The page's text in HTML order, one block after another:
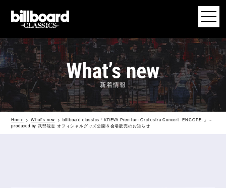
新着情報
Home What’s new
billboard classics「KREVA Premium Orchestra Concert -ENCORE-」～
produced by 武部聡志 オフィシャルグッズ公開＆会場販売のお知らせ